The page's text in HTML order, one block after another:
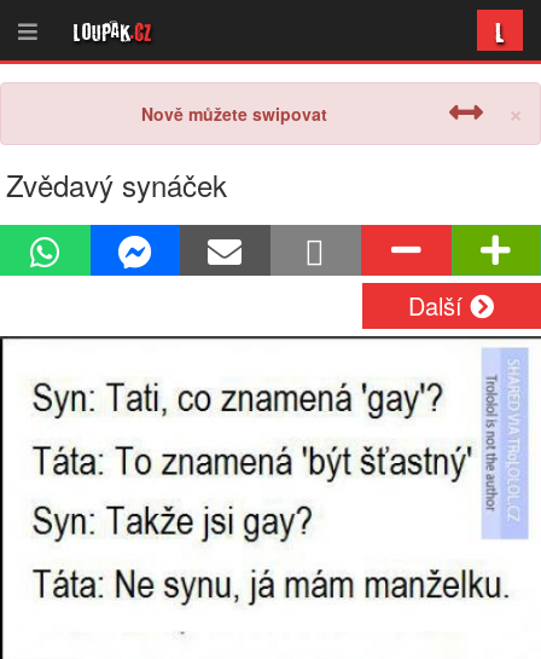
Loupak.cz L
×
Nově můžete swipovat
Zvědavý synáček
Další